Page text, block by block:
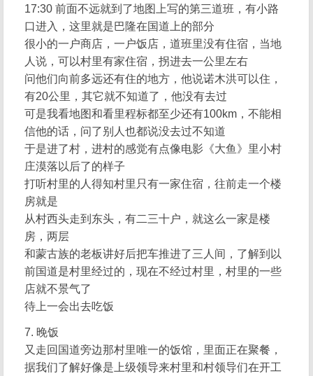
17:30 前面不远就到了地图上写的第三道班，有小路
口进入，这里就是巴隆在国道上的部分
很小的一户商店，一户饭店，道班里没有住宿，当地
人说，可以村里有家住宿，拐进去一公里左右
问他们向前多远还有住的地方，他说诺木洪可以住，
有20公里，其它就不知道了，他没有去过
可是我看地图和看里程标都至少还有100km，不能相
信他的话，问了别人也都说没去过不知道
于是进了村，进村的感觉有点像电影《大鱼》里小村
庄漠落以后了的样子
打听村里的人得知村里只有一家住宿，往前走一个楼
房就是
从村西头走到东头，有二三十户，就这么一家是楼
房，两层
和蒙古族的老板讲好后把车推进了三人间，了解到以
前国道是村里经过的，现在不经过村里，村里的一些
店就不景气了
待上一会出去吃饭
7. 晚饭
又走回国道旁边那村里唯一的饭馆，里面正在聚餐，
据我们了解好像是上级领导来村里和村领导们在开工